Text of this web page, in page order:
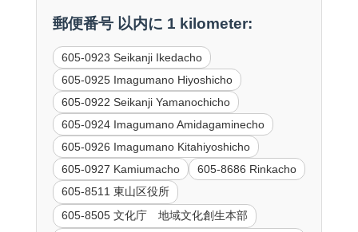
郵便番号 以内に 1 kilometer:
605-0923 Seikanji Ikedacho
605-0925 Imagumano Hiyoshicho
605-0922 Seikanji Yamanochicho
605-0924 Imagumano Amidagaminecho
605-0926 Imagumano Kitahiyoshicho
605-0927 Kamiumacho
605-8686 Rinkacho
605-8511 東山区役所
605-8505 文化庁 地域文化創生本部